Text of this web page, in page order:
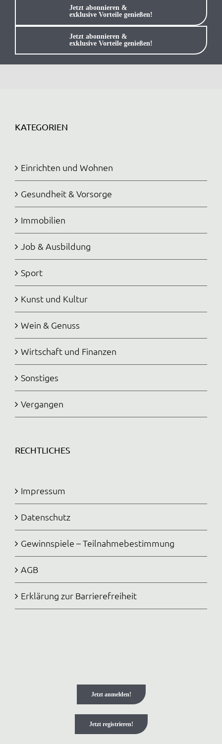
Jetzt abonnieren &
exklusive Vorteile genießen!
Jetzt abonnieren &
exklusive Vorteile genießen!
KATEGORIEN
Einrichten und Wohnen
Gesundheit & Vorsorge
Immobilien
Job & Ausbildung
Sport
Kunst und Kultur
Wein & Genuss
Wirtschaft und Finanzen
Sonstiges
Vergangen
RECHTLICHES
Impressum
Datenschutz
Gewinnspiele – Teilnahmebestimmung
AGB
Erklärung zur Barrierefreiheit
Jetzt anmelden!
Jetzt registrieren!